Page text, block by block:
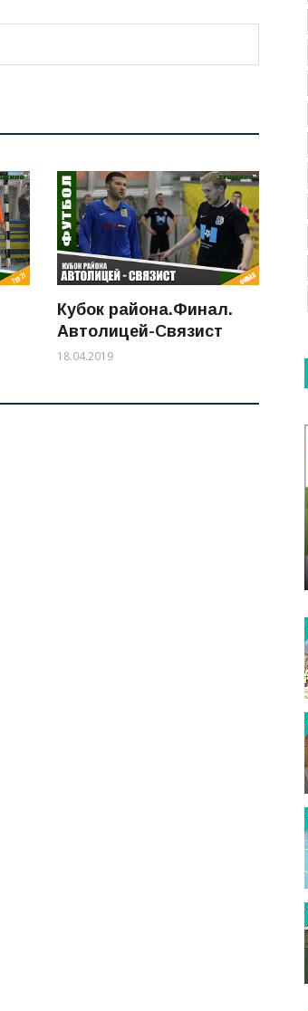
Кубок района.Финал.
Автолицей-Связист
18.04.2019